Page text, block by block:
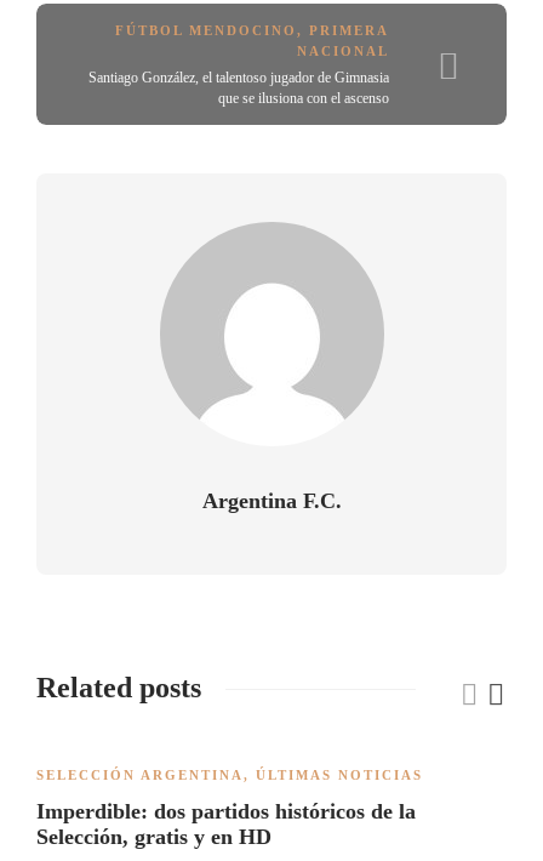
FÚTBOL MENDOCINO , PRIMERA
NACIONAL
Santiago González, el talentoso jugador de Gimnasia
que se ilusiona con el ascenso
Argentina F.C.
Related posts
SELECCIÓN ARGENTINA , ÚLTIMAS NOTICIAS
Imperdible: dos partidos históricos de la
Selección, gratis y en HD